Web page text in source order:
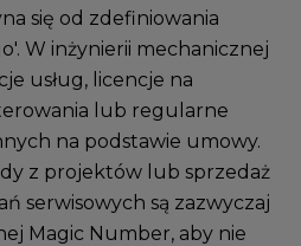
się od zdefiniowania
W inżynierii mechanicznej
usług, licencje na
lub regularne
na podstawie umowy.
z projektów lub sprzedaż
serwisowych są zazwyczaj
Magic Number, aby nie